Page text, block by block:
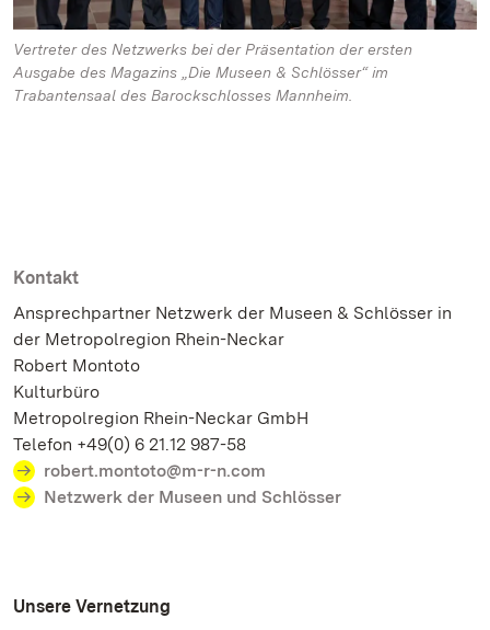
Vertreter des Netzwerks bei der Präsentation der ersten
Ausgabe des Magazins „Die Museen & Schlösser“ im
Trabantensaal des Barockschlosses Mannheim.
Kontakt
Ansprechpartner Netzwerk der Museen & Schlösser in
der Metropolregion Rhein-Neckar
Robert Montoto
Kulturbüro
Metropolregion Rhein-Neckar GmbH
Telefon +49(0) 6 21.12 987-58
robert.montoto@m-r-n.com
Netzwerk der Museen und Schlösser
Unsere Vernetzung